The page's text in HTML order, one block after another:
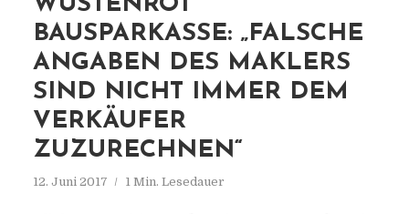
WÜSTENROT
BAUSPARKASSE: „FALSCHE
ANGABEN DES MAKLERS
SIND NICHT IMMER DEM
VERKÄUFER
ZUZURECHNEN“
12. Juni 2017 1 Min. Lesedauer